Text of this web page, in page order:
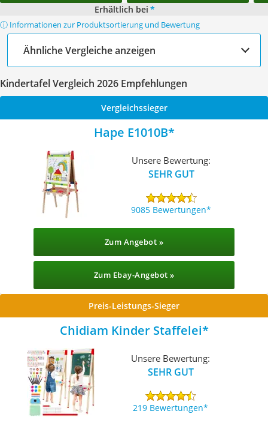
Erhältlich bei *
ⓘ Informationen zur Produktsortierung und Bewertung
Ähnliche Vergleiche anzeigen
Kindertafel Vergleich 2026 Empfehlungen
Vergleichssieger
Hape E1010B
Unsere Bewertung:
SEHR GUT
9085 Bewertungen
Zum Angebot »
Zum Ebay-Angebot »
Preis-Leistungs-Sieger
Chidiam Kinder Staffelei
Unsere Bewertung:
SEHR GUT
219 Bewertungen